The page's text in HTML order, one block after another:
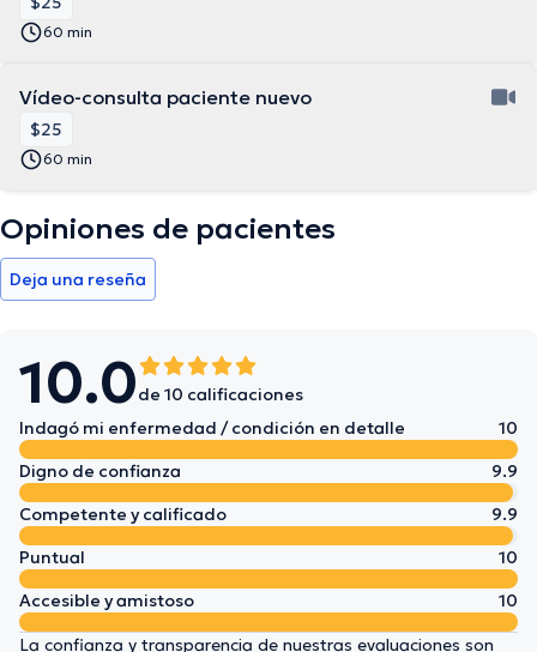
60 min
Vídeo-consulta paciente nuevo
$25
60 min
Opiniones de pacientes
Deja una reseña
10.0de 10 calificaciones
Indagó mi enfermedad / condición en detalle
10
Digno de confianza
9.9
Competente y calificado
9.9
Puntual
10
Accesible y amistoso
10
La confianza y transparencia de nuestras evaluaciones son